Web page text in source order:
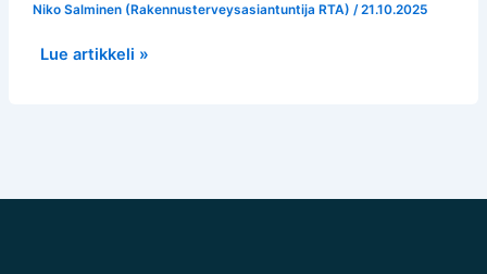
Niko Salminen (Rakennusterveysasiantuntija RTA) /21.10.2025
Lue artikkeli »